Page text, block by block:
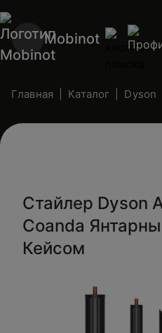
Mobinot
Главная Каталог Dyson
Стайлер Dyson
Coanda
Кейсом